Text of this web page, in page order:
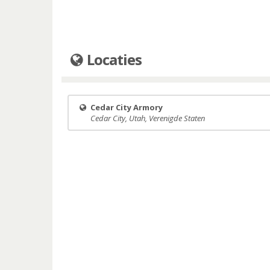
Locaties
Cedar City Armory
Cedar City, Utah, Verenigde Staten